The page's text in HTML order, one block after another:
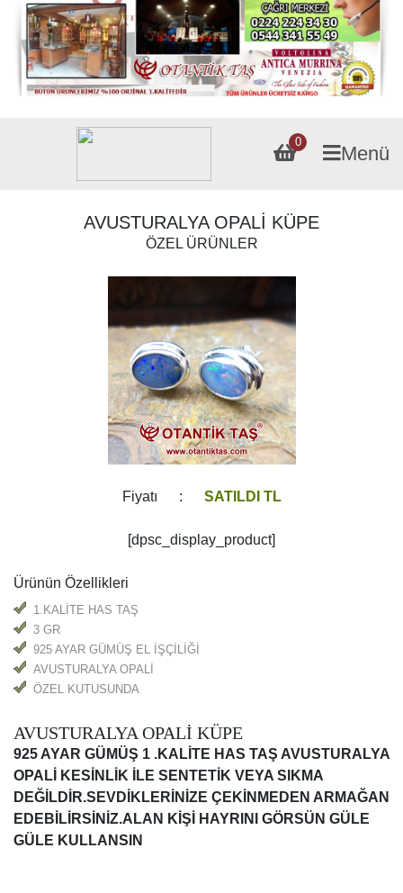
0
Menü
AVUSTURALYA OPALİ KÜPE
ÖZEL ÜRÜNLER
Fiyatı : SATILDI TL
[dpsc_display_product]
Ürünün Özellikleri
1.KALİTE HAS TAŞ
3 GR
925 AYAR GÜMÜŞ EL İŞÇİLİĞİ
AVUSTURALYA OPALİ
ÖZEL KUTUSUNDA
AVUSTURALYA OPALİ KÜPE
925 AYAR GÜMÜŞ 1 .KALİTE HAS TAŞ AVUSTURALYA
OPALİ KESİNLİK İLE SENTETİK VEYA SIKMA
DEĞİLDİR.SEVDİKLERİNİZE ÇEKİNMEDEN ARMAĞAN
EDEBİLİRSİNİZ.ALAN KİŞİ HAYRINI GÖRSÜN GÜLE
GÜLE KULLANSIN